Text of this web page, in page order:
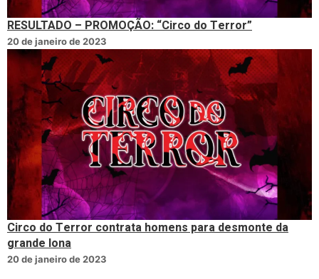
RESULTADO – PROMOÇÃO: “Circo do Terror”
20 de janeiro de 2023
Circo do Terror contrata homens para desmonte da
grande lona
20 de janeiro de 2023